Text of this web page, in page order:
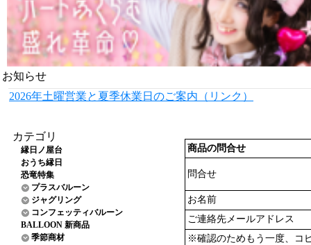
お知らせ
2026年土曜営業と夏季休業日のご案内（リンク）
カテゴリ
縁日ノ屋台
おうち縁日
恐竜特集
プラスバルーン
ジャグリング
コンフェッティバルーン
BALLOON 新商品
季節商材
商品の問合せ
問合せ
お名前
ご連絡先メールアドレス
※確認のためもう一度、コ